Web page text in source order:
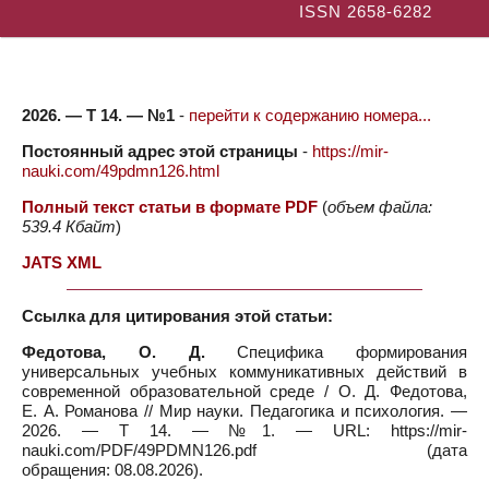
ISSN 2658-6282
2026. — Т 14. — №1 - перейти к содержанию номера...
Постоянный адрес этой страницы - https://mir-
nauki.com/49pdmn126.html
Полный текст статьи в формате PDF (объем файла:
539.4 Кбайт)
JATS XML
Ссылка для цитирования этой статьи:
Федотова, О. Д.Специфика формирования
универсальных учебных коммуникативных действий в
современной образовательной среде / О. Д. Федотова,
Е. А. Романова // Мир науки. Педагогика и психология. —
2026. — Т 14. — №1. — URL: https://mir-
nauki.com/PDF/49PDMN126.pdf (дата
обращения: 08.08.2026).